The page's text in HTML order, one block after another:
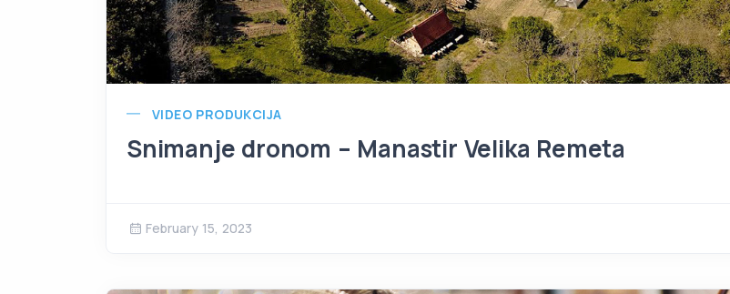
VIDEO PRODUKCIJA
Snimanje dronom – Manastir Velika Remeta
February 15, 2023